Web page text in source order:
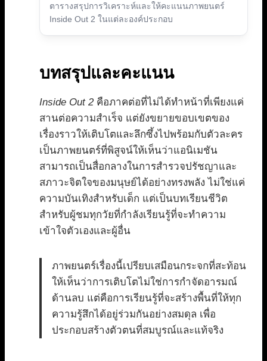
ตารางสรุปการวิเคราะห์และให้คะแนนภาพยนตร์
Inside Out 2 ในแต่ละองค์ประกอบ
บทสรุปและคะแนน
Inside Out 2คือภาคต่อที่ไม่ได้ทำหน้าที่เพียงแค่
สานต่อความสำเร็จ แต่ยังขยายขอบเขตของ
เรื่องราวให้เติบโตและลึกซึ้งไปพร้อมกับตัวละคร
เป็นภาพยนตร์ที่พิสูจน์ให้เห็นว่าแอนิเมชัน
สามารถเป็นสื่อกลางในการสำรวจปรัชญาและ
สภาวะจิตใจของมนุษย์ได้อย่างทรงพลัง ไม่ใช่แค่
ความบันเทิงสำหรับเด็ก แต่เป็นบทเรียนชีวิต
สำหรับผู้ชมทุกวัยที่กำลังเรียนรู้ที่จะทำความ
เข้าใจตัวเองและผู้อื่น
ภาพยนตร์เรื่องนี้เปรียบเสมือนกระจกที่สะท้อน
ให้เห็นว่าการเติบโตไม่ใช่การกำจัดอารมณ์
ด้านลบ แต่คือการเรียนรู้ที่จะสร้างพื้นที่ให้ทุก
ความรู้สึกได้อยู่ร่วมกันอย่างสมดุล เพื่อ
ประกอบสร้างตัวตนที่สมบูรณ์และแท้จริง